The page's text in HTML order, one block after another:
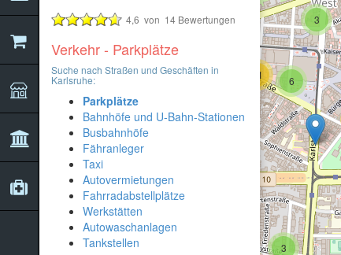
4
3
6
11
3
4,6 von 14 Bewertungen
Verkehr - Parkplätze
Suche nach Straßen und Geschäften in
Karlsruhe:
Parkplätze
Bahnhöfe und U-Bahn-Stationen
Busbahnhöfe
Fähranleger
Taxi
Autovermietungen
Fahrradabstellplätze
Werkstätten
Autowaschanlagen
Tankstellen